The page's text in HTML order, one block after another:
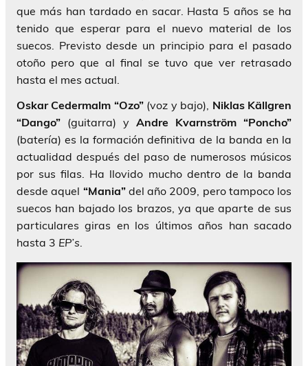
que más han tardado en sacar. Hasta 5 años se ha
tenido que esperar para el nuevo material de los
suecos. Previsto desde un principio para el pasado
otoño pero que al final se tuvo que ver retrasado
hasta el mes actual.
Oskar Cedermalm “Ozo”(voz y bajo), Niklas Källgren
“Dango” (guitarra) y Andre Kvarnström “Poncho”
(batería) es la formación definitiva de la banda en la
actualidad después del paso de numerosos músicos
por sus filas. Ha llovido mucho dentro de la banda
desde aquel “Mania”del año 2009, pero tampoco los
suecos han bajado los brazos, ya que aparte de sus
particulares giras en los últimos años han sacado
hasta 3 EP’s.